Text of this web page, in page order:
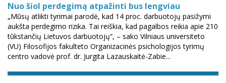
Nuo šiol perdegimą atpažinti bus lengviau
„Mūsų atlikti tyrimai parodė, kad 14 proc. darbuotojų pasižymi
aukšta perdegimo rizika. Tai reiškia, kad pagalbos reikia apie 210
tūkstančių Lietuvos darbuotojų“, – sako Vilniaus universiteto
(VU) Filosofijos fakulteto Organizacinės psichologijos tyrimų
centro vadovė prof. dr. Jurgita Lazauskaitė-Zabie...